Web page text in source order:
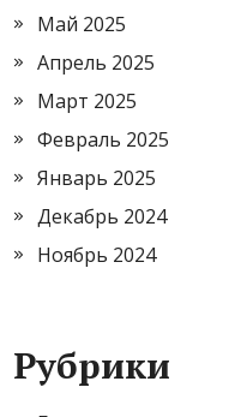
Май 2025
Апрель 2025
Март 2025
Февраль 2025
Январь 2025
Декабрь 2024
Ноябрь 2024
Рубрики